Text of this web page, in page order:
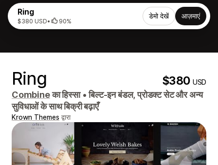
Ring
$380 USD• 90%
डेमो देखें आज़माएं
Ring $380USD
Combineका हिस्सा •बिल्ट-इन बंडल, प्रोडक्ट सेट और अन्य
सुविधाओं के साथ बिक्री बढ़ाएँ
Krown Themes द्वारा